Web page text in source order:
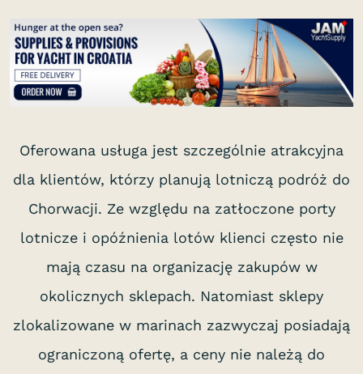
Oferowana usługa jest szczególnie atrakcyjna
dla klientów, którzy planują lotniczą podróż do
Chorwacji. Ze względu na zatłoczone porty
lotnicze i opóźnienia lotów klienci często nie
mają czasu na organizację zakupów w
okolicznych sklepach. Natomiast sklepy
zlokalizowane w marinach zazwyczaj posiadają
ograniczoną ofertę, a ceny nie należą do